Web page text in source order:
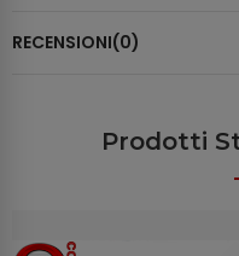
RECENSIONI(0)
Prodotti